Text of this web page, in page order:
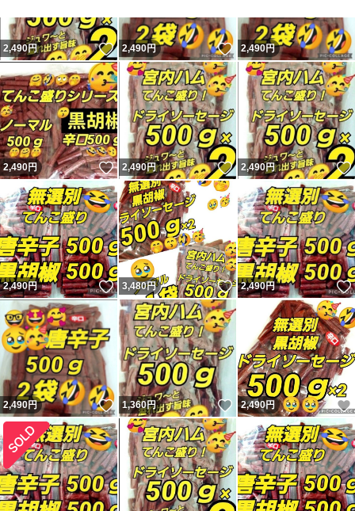
2,490円 いいね！
2,490円 いいね！
2,490円
2,490円 いいね！
2,490円 いいね！
2,490円
2,490円 いいね！
3,480円 いいね！
2,490円
2,490円 いいね！
1,360円 いいね！
2,490円